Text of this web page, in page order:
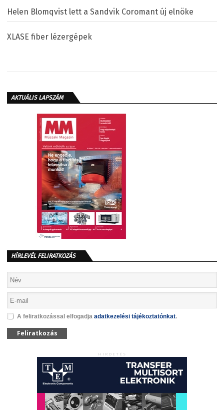
Helen Blomqvist lett a Sandvik Coromant új elnöke
XLASE fiber lézergépek
AKTUÁLIS LAPSZÁM
HÍRLEVÉL FELIRATKOZÁS
A feliratkozással elfogadja adatkezelési tájékoztatónkat.
Feliratkozás
HIRDETÉS